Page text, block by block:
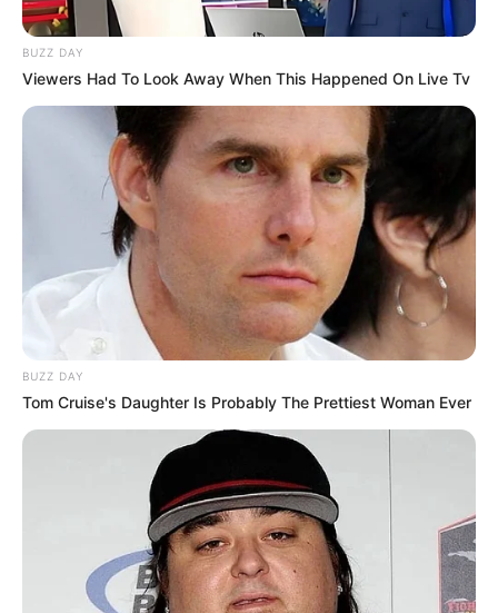
“Anyukám apámnak öltözött Halloweenre.”
“A lányomtól kaptam karácsonyra.”